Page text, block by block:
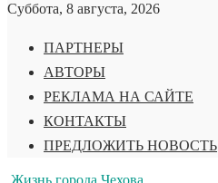
Суббота, 8 августа, 2026
ПАРТНЕРЫ
АВТОРЫ
РЕКЛАМА НА САЙТЕ
КОНТАКТЫ
ПРЕДЛОЖИТЬ НОВОСТЬ